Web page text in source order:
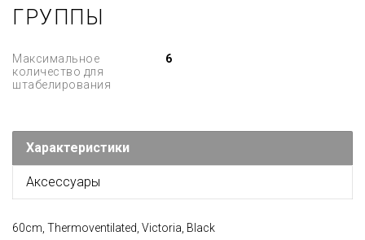
ГРУППЫ
Максимальное
количество для
штабелирования
6
Характеристики
Аксессуары
60cm, Thermoventilated, Victoria, Black